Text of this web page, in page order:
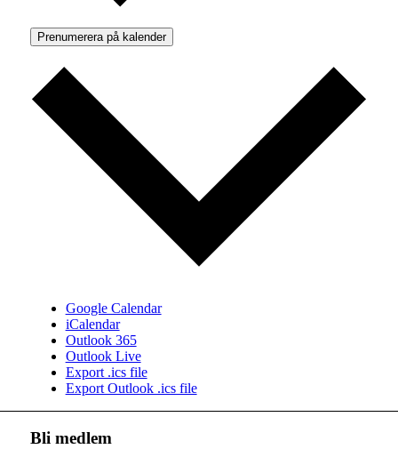
Prenumerera på kalender
Google Calendar
iCalendar
Outlook 365
Outlook Live
Export .ics file
Export Outlook .ics file
Bli medlem